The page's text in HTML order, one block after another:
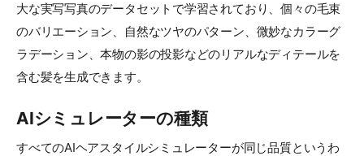
大な実写写真のデータセットで学習されており、個々の毛束
のバリエーション、自然なツヤのパターン、微妙なカラーグ
ラデーション、本物の影の投影などのリアルなディテールを
含む髪を生成できます。
AIシミュレーターの種類
すべてのAIヘアスタイルシミュレーターが同じ品質というわ